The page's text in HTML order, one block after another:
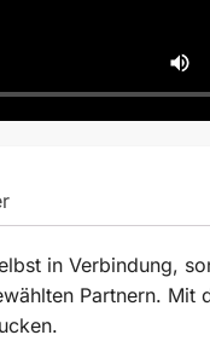
in Verbindung,
Partnern. Mit